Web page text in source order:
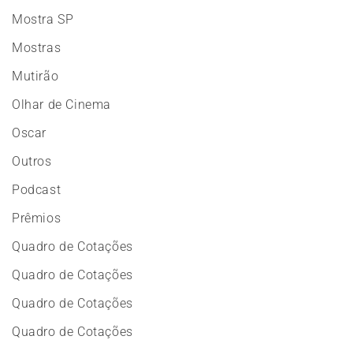
Mostra SP
Mostras
Mutirão
Olhar de Cinema
Oscar
Outros
Podcast
Prêmios
Quadro de Cotações
Quadro de Cotações
Quadro de Cotações
Quadro de Cotações